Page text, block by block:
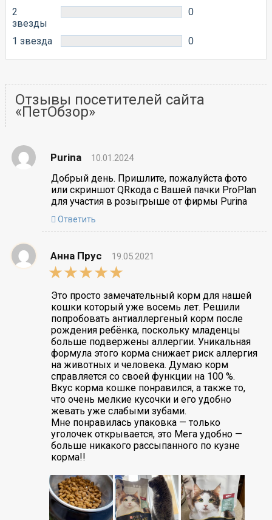
2
звезды
0
1 звезда 0
Отзывы посетителей сайта
«ПетОбзор»
Purina 10.01.2024
Добрый день. Пришлите, пожалуйста фото
или скриншот QRкода с Вашей пачки ProPlan
для участия в розыгрыше от фирмы Purina
Ответить
Анна Прус
19.05.2021
5,0
rating
Это просто замечательный корм для нашей
кошки который уже восемь лет. Решили
попробовать антиаллергеный корм после
рождения ребёнка, поскольку младенцы
больше подвержены аллергии. Уникальная
формула этого корма снижает риск аллергия
на животных и человека. Думаю корм
справляется со своей функции на 100 %.
Вкус корма кошке понравился, а также то,
что очень мелкие кусочки и его удобно
жевать уже слабыми зубами.
Мне понравилась упаковка — только
уголочек открывается, это Мега удобно —
больше никакого рассыпанного по кузне
корма!!